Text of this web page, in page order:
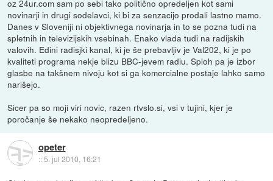
oz 24ur.com sam po sebi tako politično opredeljen kot sami
novinarji in drugi sodelavci, ki bi za senzacijo prodali lastno mamo.
Danes v Sloveniji ni objektivnega novinarja in to se pozna tudi na
spletnih in televizijskih vsebinah. Enako vlada tudi na radijskih
valovih. Edini radisjki kanal, ki je še prebavljiv je Val202, ki je po
kvaliteti programa nekje blizu BBC-jevem radiu. Sploh pa je izbor
glasbe na takšnem nivoju kot si ga komercialne postaje lahko samo
narišejo.
Sicer pa so moji viri novic, razen rtvslo.si, vsi v tujini, kjer je
poročanje še nekako neopredeljeno.
opeter
::5. jul 2010, 16:21